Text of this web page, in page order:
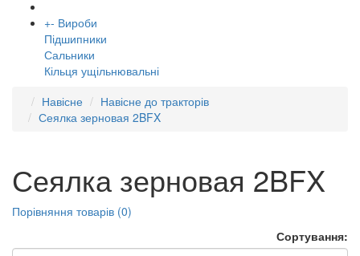
+- Вироби
Підшипники
Сальники
Кільця ущільнювальні
Навісне
Навісне до тракторів
Сеялка зерновая 2BFX
Сеялка зерновая 2BFX
Порівняння товарів (0)
Сортування: